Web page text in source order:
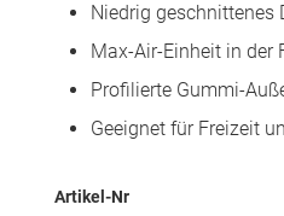
Niedrig geschnittenes
Max-Air-Einheit in der
Profilierte Gummi-
Geeignet für Freizeit
Mehr
Artikel-Nr